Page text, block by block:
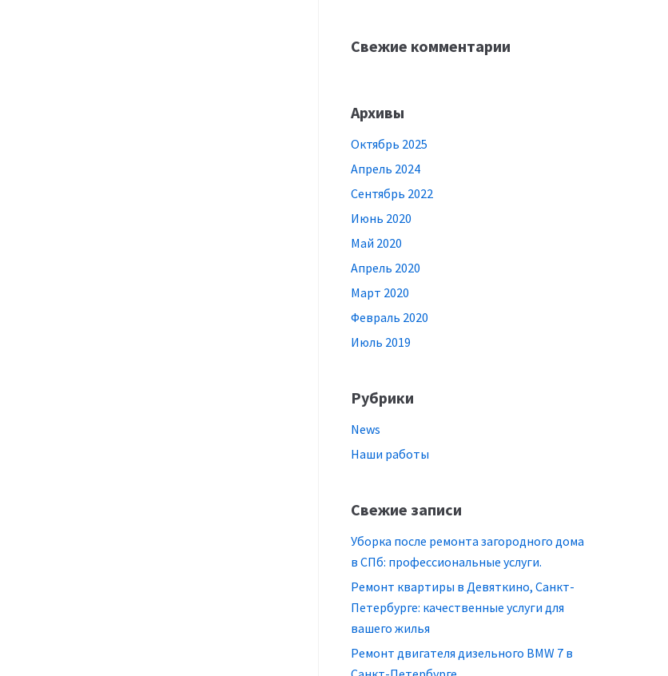
Свежие комментарии
Архивы
Октябрь 2025
Апрель 2024
Сентябрь 2022
Июнь 2020
Май 2020
Апрель 2020
Март 2020
Февраль 2020
Июль 2019
Рубрики
News
Наши работы
Свежие записи
Уборка после ремонта загородного дома
в СПб: профессиональные услуги.
Ремонт квартиры в Девяткино, Санкт-
Петербурге: качественные услуги для
вашего жилья
Ремонт двигателя дизельного BMW 7 в